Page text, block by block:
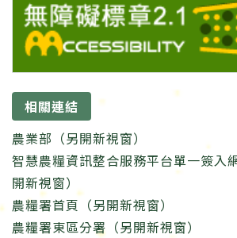
相關連結
農業部（另開新視窗）
智慧農糧資訊整合服務平台單一簽入
開新視窗）
農糧署首頁（另開新視窗）
農糧署東區分署（另開新視窗）